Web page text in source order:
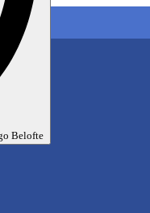
Belofte